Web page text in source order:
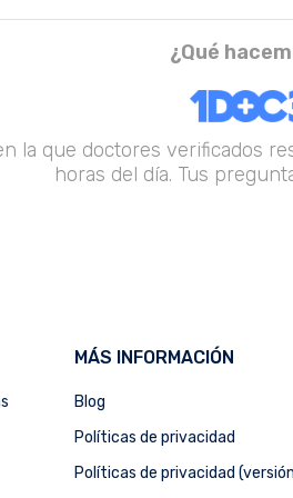
¿Qué
la que doctores verificados
horas del día. Tus
MÁS INFORMACIÓN
Blog
Políticas de privacidad
Políticas de privacidad